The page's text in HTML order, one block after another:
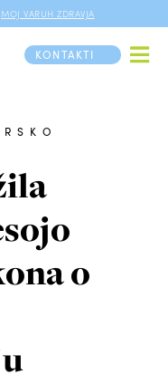
MOJ VARUH ZDRAVJA
KONTAKTI
o